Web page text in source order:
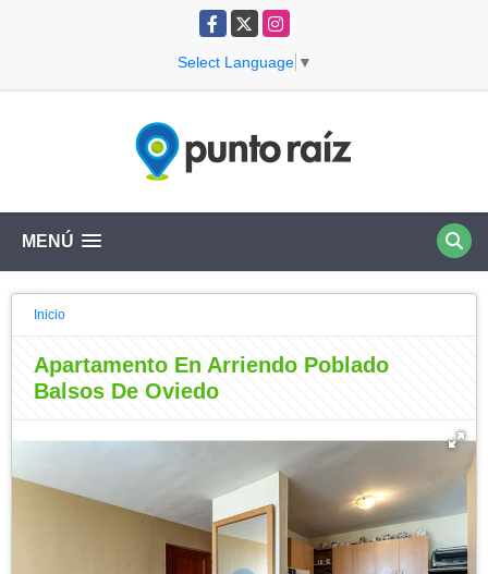
Facebook
X Instagram
Select Language ▼
MENÚ
Inicio
Apartamento En Arriendo Poblado
Balsos De Oviedo